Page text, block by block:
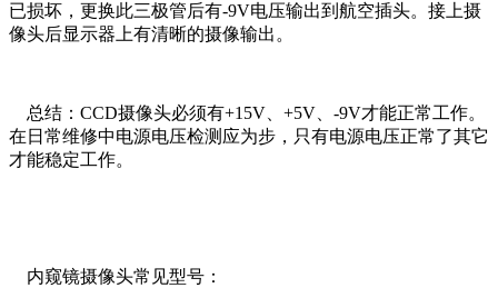
已损坏，更换此三极管后有-9V电压输出到航空插头。接上摄
像头后显示器上有清晰的摄像输出。
总结：CCD摄像头必须有+15V、+5V、-9V才能正常工作。
在日常维修中电源电压检测应为步，只有电源电压正常了其它
才能稳定工作。
内窥镜摄像头常见型号：